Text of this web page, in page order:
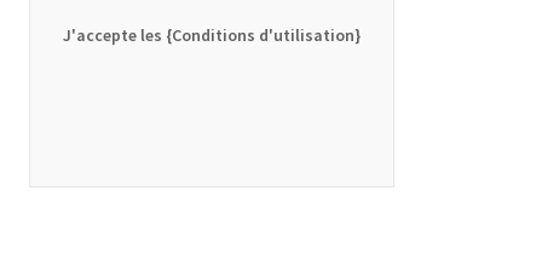
J'accepte les {Conditions d'utilisation}